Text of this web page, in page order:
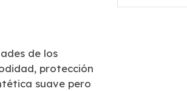
de los
protección
suave pero